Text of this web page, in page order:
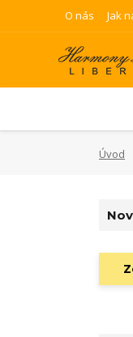
O nás Jak
Úvod